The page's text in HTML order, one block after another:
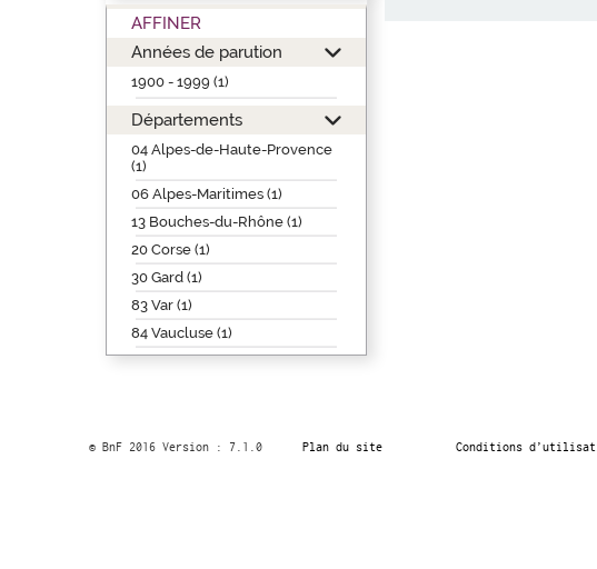
AFFINER
Années de parution
1900 - 1999 (1)
Départements
04 Alpes-de-Haute-Provence
(1)
06 Alpes-Maritimes (1)
13 Bouches-du-Rhône (1)
20 Corse (1)
30 Gard (1)
83 Var (1)
84 Vaucluse (1)
© BnF 2016 Version : 7.1.0 Plan du site Conditions